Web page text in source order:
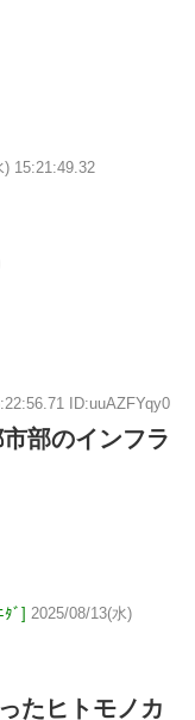
) 15:21:49.32
ID:uuAZFYqy0
部のインフラ
ﾞ] 2025/08/13(水)
たヒトモノカ